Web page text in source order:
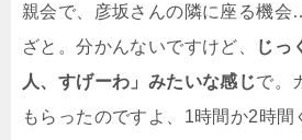
親会で、彦坂さんの隣に座る機
ざと。分かんないですけど、
じっ
人、すげーわ」みたいな感じで。
もらったのですよ、1時間か2時間